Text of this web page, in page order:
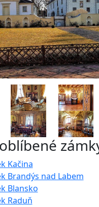
Kačina
Brandýs nad Labem
Blansko
Raduň